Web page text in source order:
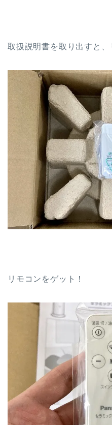
取扱説明書を取り出すと、
リモコンをゲット！